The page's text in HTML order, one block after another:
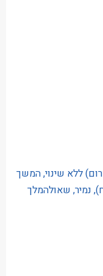
ללא שינוי, המשך
נמיר, שאולהמלך